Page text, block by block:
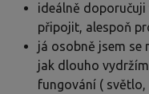
ideálně doporučuji
připojit, alespoň
já osobně jsem se
jak dlouho
fungování (